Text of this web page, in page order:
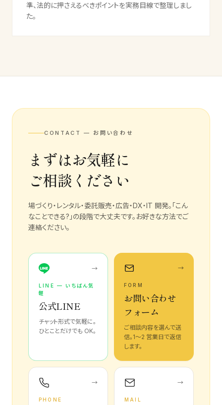
準、法的に押さえるべきポイントを実務目線で整理しまし
た。
CONTACT — お問い合わせ
まずはお気軽に
ご相談ください
場づくり・レンタル・委託販売・広告・DX・IT 開発。「こん
なことできる?」の段階で大丈夫です。お好きな方法でご
連絡ください。
→
LINE — いちばん気
軽
公式LINE
チャット形式で気軽に。
ひとことだけでも OK。
→
FORM
お問い合わせ
フォーム
ご相談内容を選んで送
信。1〜2 営業日で返信
します。
→
PHONE
→
MAIL